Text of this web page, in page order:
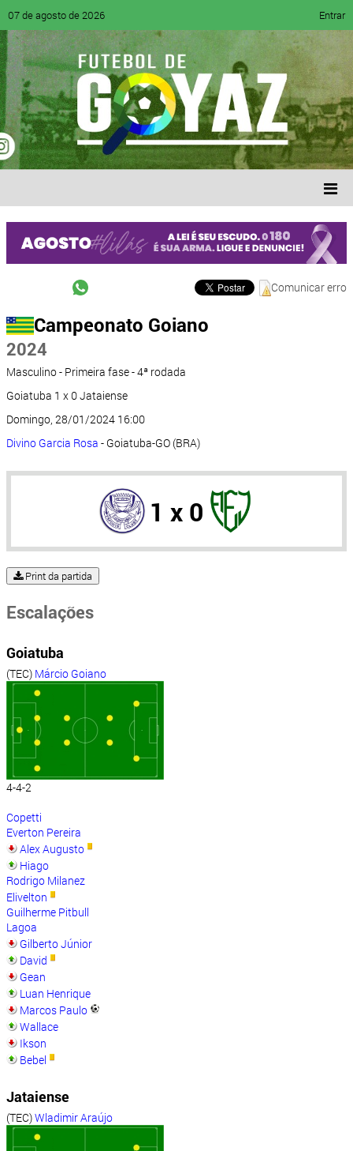
07 de agosto de 2026 Entrar
Comunicar erro
Campeonato Goiano
2024
Masculino - Primeira fase - 4ª rodada
Goiatuba 1 x 0 Jataiense
Domingo, 28/01/2024 16:00
Divino Garcia Rosa - Goiatuba-GO (BRA)
1 x 0
Print da partida
Escalações
Goiatuba
(TEC) Márcio Goiano
4-4-2
Copetti
Everton Pereira
Alex Augusto
Hiago
Rodrigo Milanez
Elivelton
Guilherme Pitbull
Lagoa
Gilberto Júnior
David
Gean
Luan Henrique
Marcos Paulo
Wallace
Ikson
Bebel
Jataiense
(TEC)Wladimir Araújo